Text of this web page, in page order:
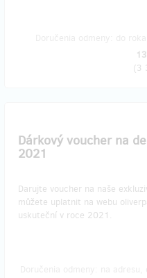
(3
Dárkový voucher na
2021
Darujte voucher na naše
můžete uplatnit na webu
uskuteční v roce 2021.